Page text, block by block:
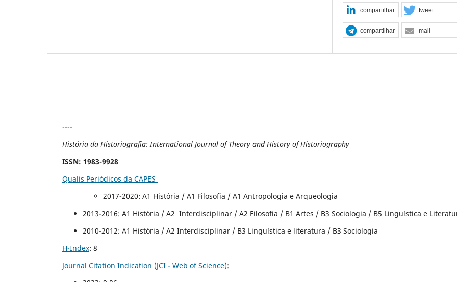
compartilhar tweet
compartilhar mail
----
História da Historiografia: International Journal of Theory and History of Historiography
ISSN: 1983-9928
Qualis Periódicos da CAPES
2017-2020: A1 História / A1 Filosofia / A1 Antropologia e Arqueologia
2013-2016: A1 História / A2 Interdisciplinar / A2 Filosofia / B1 Artes / B3 Sociologia / B5 Linguística e
2010-2012: A1 História / A2 Interdisciplinar / B3 Linguística e literatura / B3 Sociologia
H-Index: 8
Journal Citation Indication (JCI - Web of Science):